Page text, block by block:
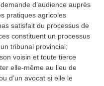
d’audience auprès
pratiques agricoles
satisfait du processus de
constituent un processus
tribunal provincial;
voisin et toute tierce
elle-même au lieu de
d’un avocat si elle le